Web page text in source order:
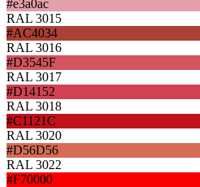
#e3a0ac
RAL 3015
#AC4034
RAL 3016
#D3545F
RAL 3017
#D14152
RAL 3018
#C1121C
RAL 3020
#D56D56
RAL 3022
#F70000